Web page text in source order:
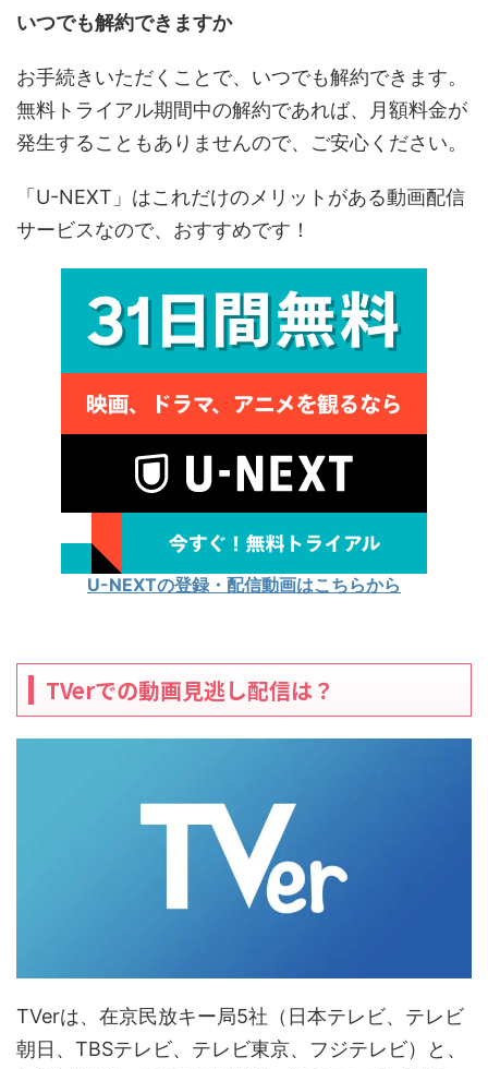
いつでも解約できますか
お手続きいただくことで、いつでも解約できます。
無料トライアル期間中の解約であれば、月額料金が
発生することもありませんので、ご安心ください。
「U-NEXT」はこれだけのメリットがある動画配信
サービスなので、おすすめです！
U-NEXTの登録・配信動画はこちらから
TVerでの動画見逃し配信は？
TVerは、在京民放キー局5社（日本テレビ、テレビ
朝日、TBSテレビ、テレビ東京、フジテレビ）と、